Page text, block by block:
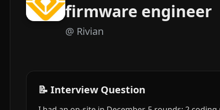
firmware engineer
@ Rivian
📝 Interview Question